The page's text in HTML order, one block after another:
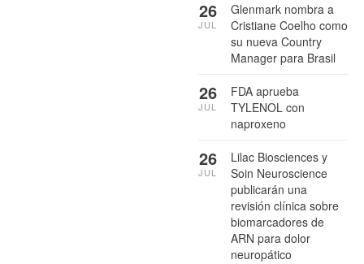
Glenmark nombra a
Cristiane Coelho como
su nueva Country
Manager para Brasil
26
JUL
FDA aprueba
TYLENOL con
naproxeno
26
JUL
Lilac Biosciences y
Soin Neuroscience
publicarán una
revisión clínica sobre
biomarcadores de
ARN para dolor
neuropático
26
JUL